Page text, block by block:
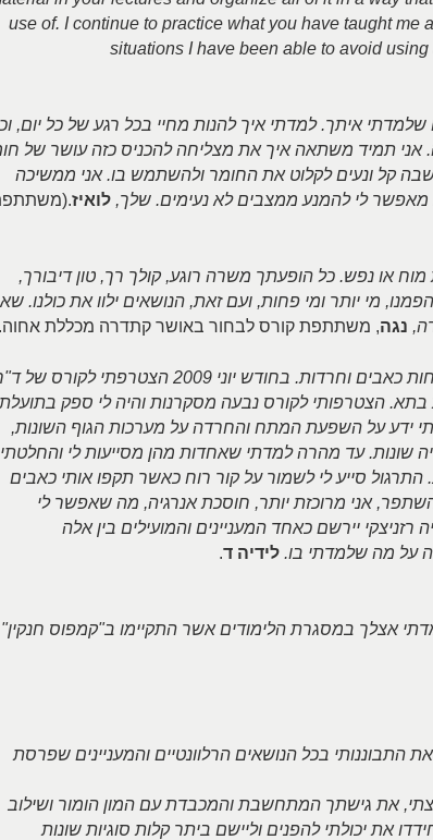
use of. I continue to practice what you have taught
situations I have been able to avoid
איתך. למדתי איך להנות מחיי בכל רגע של כל יום,
אני תמיד משתאה איך את מצליחה להכניס כזה עושר של
שבה קל ונעים לקלוט את החומר ולהשתמש בו. אני ממשיכה
מאפשר לי להמנע ממצבים לא נעימים. שלך, לואיז
או נפש. כל הופעתך משרה רוגע, קולך רך, טון דיבורך,
מי יותר ומי פחות, ועם זאת, הנושאים ילוו את כולנו.
נגה, משתתפת קורס לבחור באושר קתדרה מכללת
אני סובלת ממספר מחלות כרוניות הגורמות לי לאי נוחות כאבים וחרדות. בחודש יוני 2009 הצטרפתי לקורס
בתא. הצטרפותי לקורס נבעה מסקרנות והיה לי ספק בתועלת
ידע על השפעת המתח והחרדה על מערכות הגוף השונות,
שונות. עד מהרה למדתי שאחדות מהן מסייעות לי והחלטתי
בוקר וערב. התרגול סייע לי לשמור על קור רוח כאשר תקפו אותי כאבים
אני מרוכזת יותר, חוסכת אנרגיה, מה שאפשר לי
יירשם כאחד המעניינים והמועילים בין אלה
על מה שלמדתי בו. לידיה ד.
אצלך במסגרת הלימודים אשר התקיימו ב"קמפוס חנקין"
התבוננותי בכל הנושאים הרלוונטיים והמעניינים שפרסת
את גישתך המתחשבת והמכבדת עם המון הומור ושילוב
את יכולתי להפנים וליישם ביתר קלות סוגיות שונות